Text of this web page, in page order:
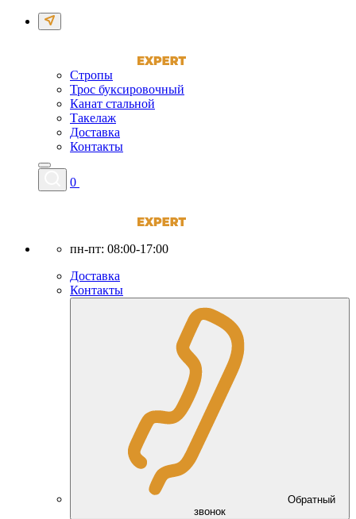
Стропы
Трос буксировочный
Канат стальной
Такелаж
Доставка
Контакты
0
пн-пт: 08:00-17:00
Доставка
Контакты
Обратный
звонок